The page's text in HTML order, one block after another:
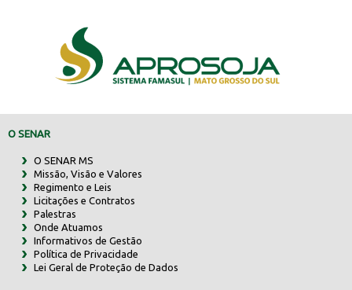
O SENAR
O SENAR MS
Missão, Visão e Valores
Regimento e Leis
Licitações e Contratos
Palestras
Onde Atuamos
Informativos de Gestão
Política de Privacidade
Lei Geral de Proteção de Dados